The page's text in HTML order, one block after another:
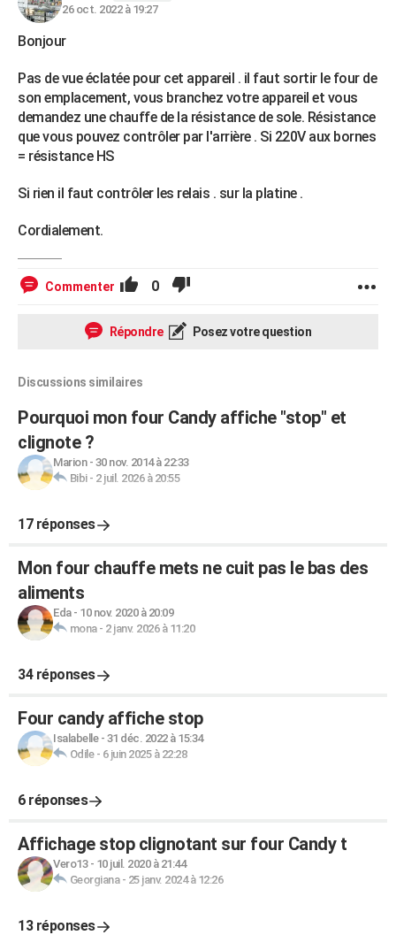
26 oct. 2022 à 19:27
Bonjour
Pas de vue éclatée pour cet appareil . il faut sortir le four de
son emplacement, vous branchez votre appareil et vous
demandez une chauffe de la résistance de sole. Résistance
que vous pouvez contrôler par l'arrière . Si 220V aux bornes
= résistance HS
Si rien il faut contrôler les relais . sur la platine .
Cordialement.
Commenter 0
Répondre Posez votre question
Discussions similaires
Pourquoi mon four Candy affiche "stop" et
clignote ?
Marion- 30 nov. 2014 à 22:33
Bibi- 2 juil. 2026 à 20:55
17 réponses
Mon four chauffe mets ne cuit pas le bas des
aliments
Eda- 10 nov. 2020 à 20:09
mona- 2 janv. 2026 à 11:20
34 réponses
Four candy affiche stop
Isalabelle- 31 déc. 2022 à 15:34
Odile- 6 juin 2025 à 22:28
6 réponses
Affichage stop clignotant sur four Candy t
Vero13- 10 juil. 2020 à 21:44
Georgiana- 25 janv. 2024 à 12:26
13 réponses